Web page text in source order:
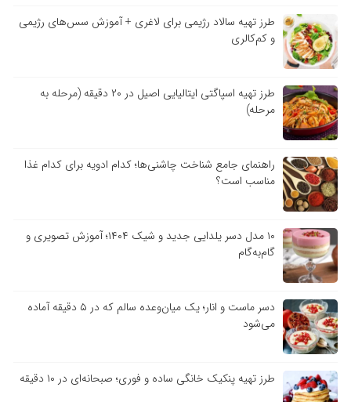
طرز تهیه سالاد رژیمی برای لاغری + آموزش سس‌های رژیمی
و کم‌کالری
طرز تهیه اسپاگتی ایتالیایی اصیل در ۲۰ دقیقه (مرحله به
مرحله)
راهنمای جامع شناخت چاشنی‌ها؛ کدام ادویه برای کدام غذا
مناسب است؟
۱۰ مدل دسر یلدایی جدید و شیک ۱۴۰۴؛ آموزش تصویری و
گام‌به‌گام
دسر ماست و انار؛ یک میان‌وعده سالم که در ۵ دقیقه آماده
می‌شود
طرز تهیه پنکیک خانگی ساده و فوری؛ صبحانه‌ای در ۱۰ دقیقه